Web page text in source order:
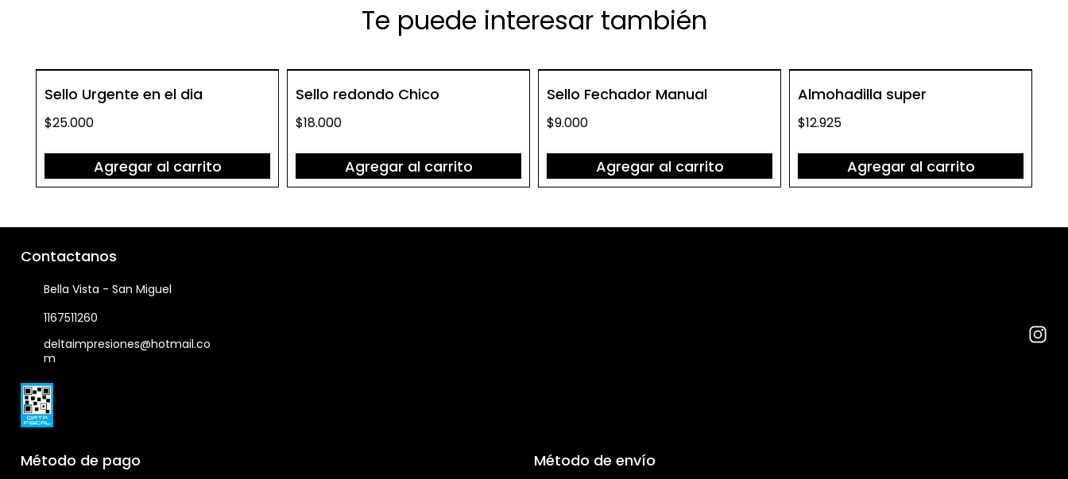
Te puede interesar también
Sello Urgente en el dia
$25.000
Agregar al carrito
Sello redondo Chico
$18.000
Agregar al carrito
Sello Fechador Manual
$9.000
Agregar al carrito
Almohadilla super
$12.925
Agregar al carrito
Contactanos
Bella Vista - San Miguel
1167511260
deltaimpresiones@hotmail.co
m
Método de pago Método de envío